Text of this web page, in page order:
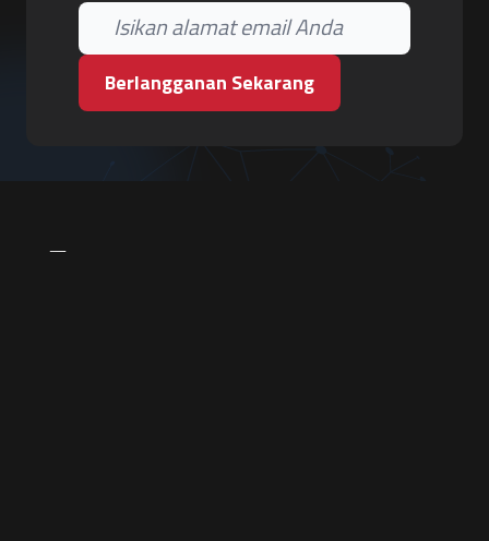
Berlangganan Sekarang